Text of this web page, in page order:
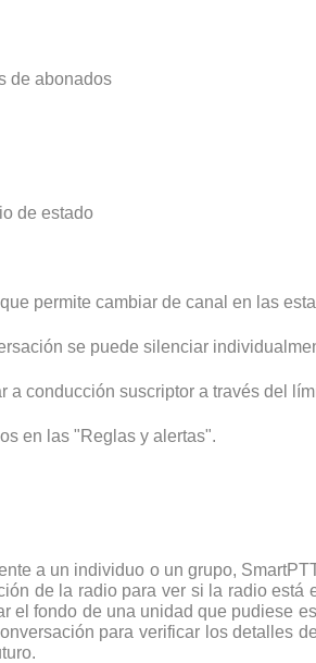
de abonados
de estado
permite cambiar de canal en las
se puede silenciar
conducción suscriptor a través del
en las "Reglas y alertas".
a un individuo o un grupo,
de la radio para ver si la radio está
el fondo de una unidad que pudiese
para verificar los detalles